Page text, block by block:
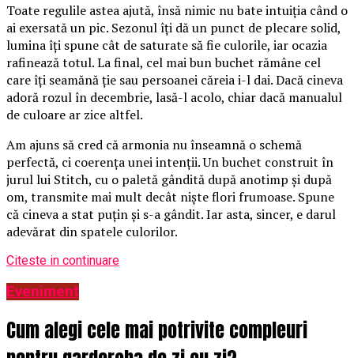
Toate regulile astea ajută, însă nimic nu bate intuiția când o
ai exersată un pic. Sezonul îți dă un punct de plecare solid,
lumina îți spune cât de saturate să fie culorile, iar ocazia
rafinează totul. La final, cel mai bun buchet rămâne cel
care îți seamănă ție sau persoanei căreia i-l dai. Dacă cineva
adoră rozul în decembrie, lasă-l acolo, chiar dacă manualul
de culoare ar zice altfel.
Am ajuns să cred că armonia nu înseamnă o schemă
perfectă, ci coerența unei intenții. Un buchet construit în
jurul lui Stitch, cu o paletă gândită după anotimp și după
om, transmite mai mult decât niște flori frumoase. Spune
că cineva a stat puțin și s-a gândit. Iar asta, sincer, e darul
adevărat din spatele culorilor.
Citeste in continuare
Eveniment
Cum alegi cele mai potrivite compleuri